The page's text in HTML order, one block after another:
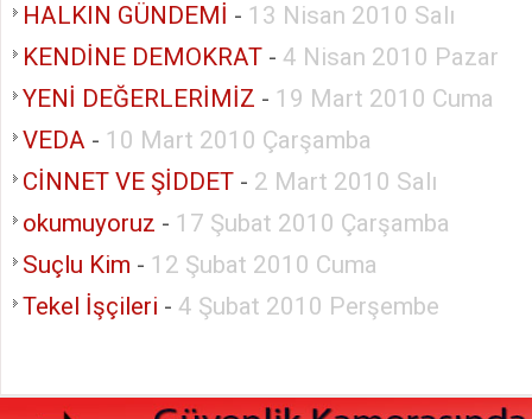
HALKIN GÜNDEMİ - 13 Nisan 2010 Salı
KENDİNE DEMOKRAT - 4 Nisan 2010 Pazar
YENİ DEĞERLERİMİZ - 19 Mart 2010 Cuma
VEDA - 10 Mart 2010 Çarşamba
CİNNET VE ŞİDDET - 2 Mart 2010 Salı
okumuyoruz - 17 Şubat 2010 Çarşamba
Suçlu Kim - 12 Şubat 2010 Cuma
Tekel İşçileri - 4 Şubat 2010 Perşembe